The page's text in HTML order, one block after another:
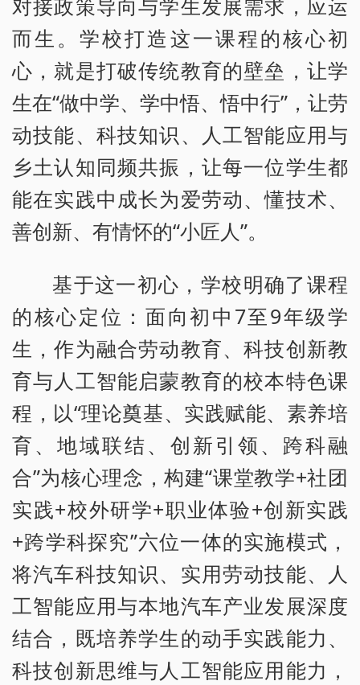
对接政策导向与学生发展需求，应运
而生。学校打造这一课程的核心初
心，就是打破传统教育的壁垒，让学
生在“做中学、学中悟、悟中行”，让劳
动技能、科技知识、人工智能应用与
乡土认知同频共振，让每一位学生都
能在实践中成长为爱劳动、懂技术、
善创新、有情怀的“小匠人”。
基于这一初心，学校明确了课程
的核心定位：面向初中7至9年级学
生，作为融合劳动教育、科技创新教
育与人工智能启蒙教育的校本特色课
程，以“理论奠基、实践赋能、素养培
育、地域联结、创新引领、跨科融
合”为核心理念，构建“课堂教学+社团
实践+校外研学+职业体验+创新实践
+跨学科探究”六位一体的实施模式，
将汽车科技知识、实用劳动技能、人
工智能应用与本地汽车产业发展深度
结合，既培养学生的动手实践能力、
科技创新思维与人工智能应用能力，